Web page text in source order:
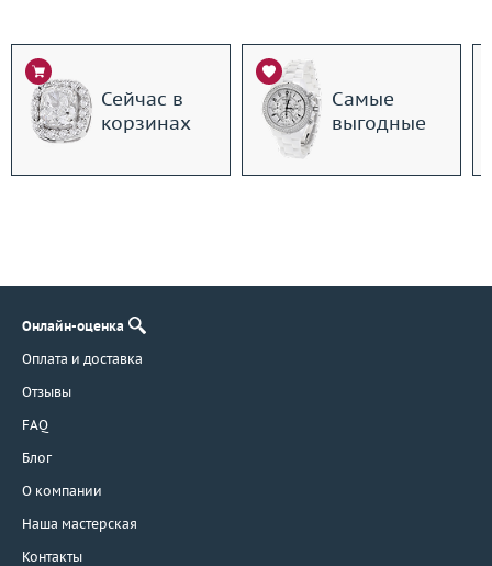
Сейчас в
корзинах
Самые
выгодные
Онлайн-оценка
Оплата и доставка
Отзывы
FAQ
Блог
О компании
Наша мастерская
Контакты